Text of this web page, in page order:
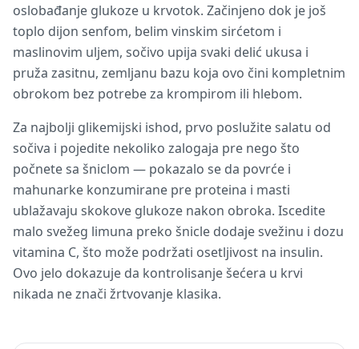
oslobađanje glukoze u krvotok. Začinjeno dok je još
toplo dijon senfom, belim vinskim sirćetom i
maslinovim uljem, sočivo upija svaki delić ukusa i
pruža zasitnu, zemljanu bazu koja ovo čini kompletnim
obrokom bez potrebe za krompirom ili hlebom.
Za najbolji glikemijski ishod, prvo poslužite salatu od
sočiva i pojedite nekoliko zalogaja pre nego što
počnete sa šniclom — pokazalo se da povrće i
mahunarke konzumirane pre proteina i masti
ublažavaju skokove glukoze nakon obroka. Iscedite
malo svežeg limuna preko šnicle dodaje svežinu i dozu
vitamina C, što može podržati osetljivost na insulin.
Ovo jelo dokazuje da kontrolisanje šećera u krvi
nikada ne znači žrtvovanje klasika.